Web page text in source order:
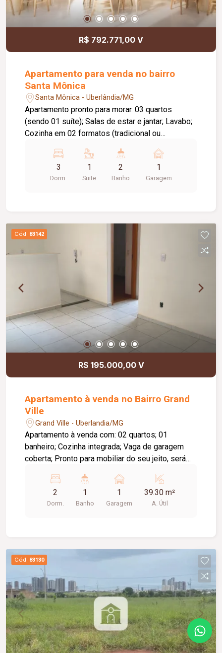
R$ 792.771,00 V
Apartamento para venda no bairro
Santa Mônica
Santa Mônica - Uberlândia/MG
Apartamento pronto para morar. 03 quartos
(sendo 01 suíte); Salas de estar e jantar; Lavabo;
Cozinha em 02 formatos (tradicional ou
Condomínio com área de lazer com: Coworking,
espaço gourmet, playground, sauna, fitness,
espaço beauty, varanda gourmet, salão de festas
3
Dorm.
1
Suite
2
Banho
1
Garagem
Cód. 83142
R$ 195.000,00 V
Apartamento à venda no Bairro Grand
Ville
Grand Ville - Uberlandia/MG
Apartamento à venda com: 02 quartos; 01
banheiro; Cozinha integrada; Vaga de garagem
coberta; Pronto para mobiliar do seu jeito, será
segurança; Piscina; Área de lazer completa;
Estrutura nova; Ótima localização (região de
crescente valorização).
2
Dorm.
1
Banho
1
Garagem
39.30 m²
A. Útil
Cód. 83130